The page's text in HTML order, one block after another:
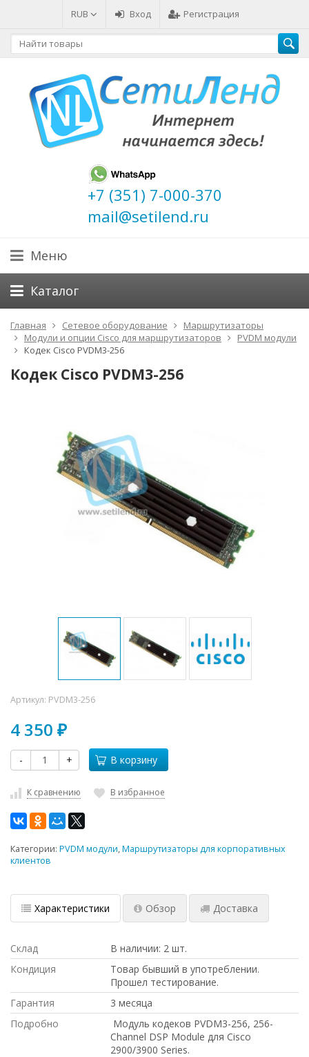
RUB Вход Регистрация
+7 (351) 7-000-370
mail@setilend.ru
Меню
Каталог
Главная Сетевое оборудование
Маршрутизаторы
Модули и опции Cisco для маршрутизаторов
PVDM модули
Кодек Cisco PVDM3-256
Кодек Cisco PVDM3-256
Артикул: PVDM3-256
4 350 ₽
- + В корзину
К сравнению В избранное
Категории: PVDM модули,Маршрутизаторы для корпоративных
клиентов
Характеристики Обзор Доставка
Склад
В наличии: 2 шт.
Кондиция
Товар бывший в употреблении.
Прошел тестирование.
Гарантия
3 месяца
Подробно
Модуль кодеков PVDM3-256, 256-
Channel DSP Module для Cisco
2900/3900 Series.